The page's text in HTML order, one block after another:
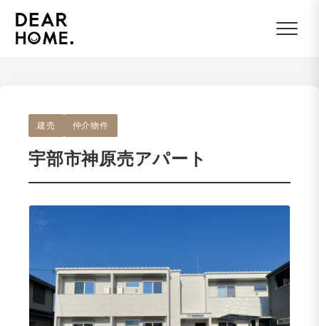
建売 仲介物件
宇部市神原売アパート